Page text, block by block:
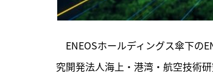
ENEOSホールディングス傘下の
究開発法人海上・港湾・航空技術